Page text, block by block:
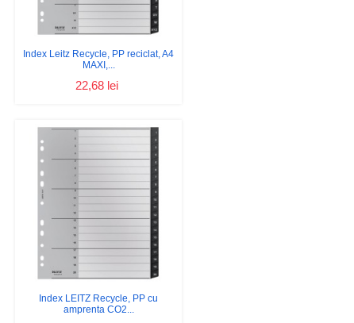
Index Leitz Recycle, PP reciclat, A4
MAXI,...
22,68 lei
Index LEITZ Recycle, PP cu
amprenta CO2...